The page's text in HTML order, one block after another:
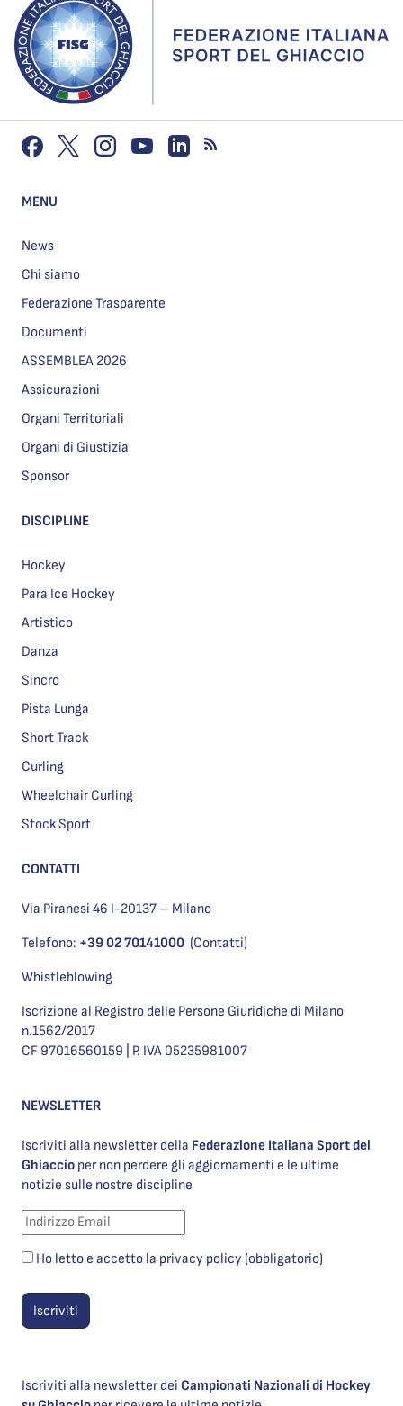
MENU
News
Chi siamo
Federazione Trasparente
Documenti
ASSEMBLEA 2026
Assicurazioni
Organi Territoriali
Organi di Giustizia
Sponsor
DISCIPLINE
Hockey
Para Ice Hockey
Artistico
Danza
Sincro
Pista Lunga
Short Track
Curling
Wheelchair Curling
Stock Sport
CONTATTI
Via Piranesi 46 I-20137 – Milano
Telefono: +39 02 70141000 (Contatti)
Whistleblowing
Iscrizione al Registro delle Persone Giuridiche di Milano
n.1562/2017
CF 97016560159 | P. IVA 05235981007
NEWSLETTER
Iscriviti alla newsletter della Federazione Italiana Sport del
Ghiaccio per non perdere gli aggiornamenti e le ultime
notizie sulle nostre discipline
Ho letto e accetto la privacy policy (obbligatorio)
Iscriviti alla newsletter dei Campionati Nazionali di Hockey